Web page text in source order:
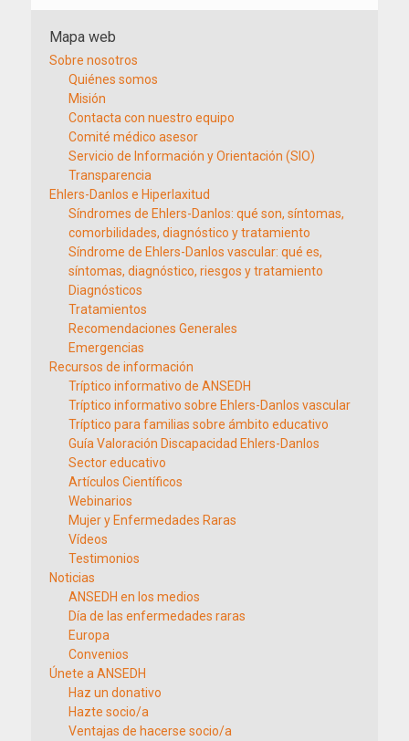
Mapa web
Sobre nosotros
Quiénes somos
Misión
Contacta con nuestro equipo
Comité médico asesor
Servicio de Información y Orientación (SIO)
Transparencia
Ehlers-Danlos e Hiperlaxitud
Síndromes de Ehlers-Danlos: qué son, síntomas,
comorbilidades, diagnóstico y tratamiento
Síndrome de Ehlers-Danlos vascular: qué es,
síntomas, diagnóstico, riesgos y tratamiento
Diagnósticos
Tratamientos
Recomendaciones Generales
Emergencias
Recursos de información
Tríptico informativo de ANSEDH
Tríptico informativo sobre Ehlers-Danlos vascular
Tríptico para familias sobre ámbito educativo
Guía Valoración Discapacidad Ehlers-Danlos
Sector educativo
Artículos Científicos
Webinarios
Mujer y Enfermedades Raras
Vídeos
Testimonios
Noticias
ANSEDH en los medios
Día de las enfermedades raras
Europa
Convenios
Únete a ANSEDH
Haz un donativo
Hazte socio/a
Ventajas de hacerse socio/a